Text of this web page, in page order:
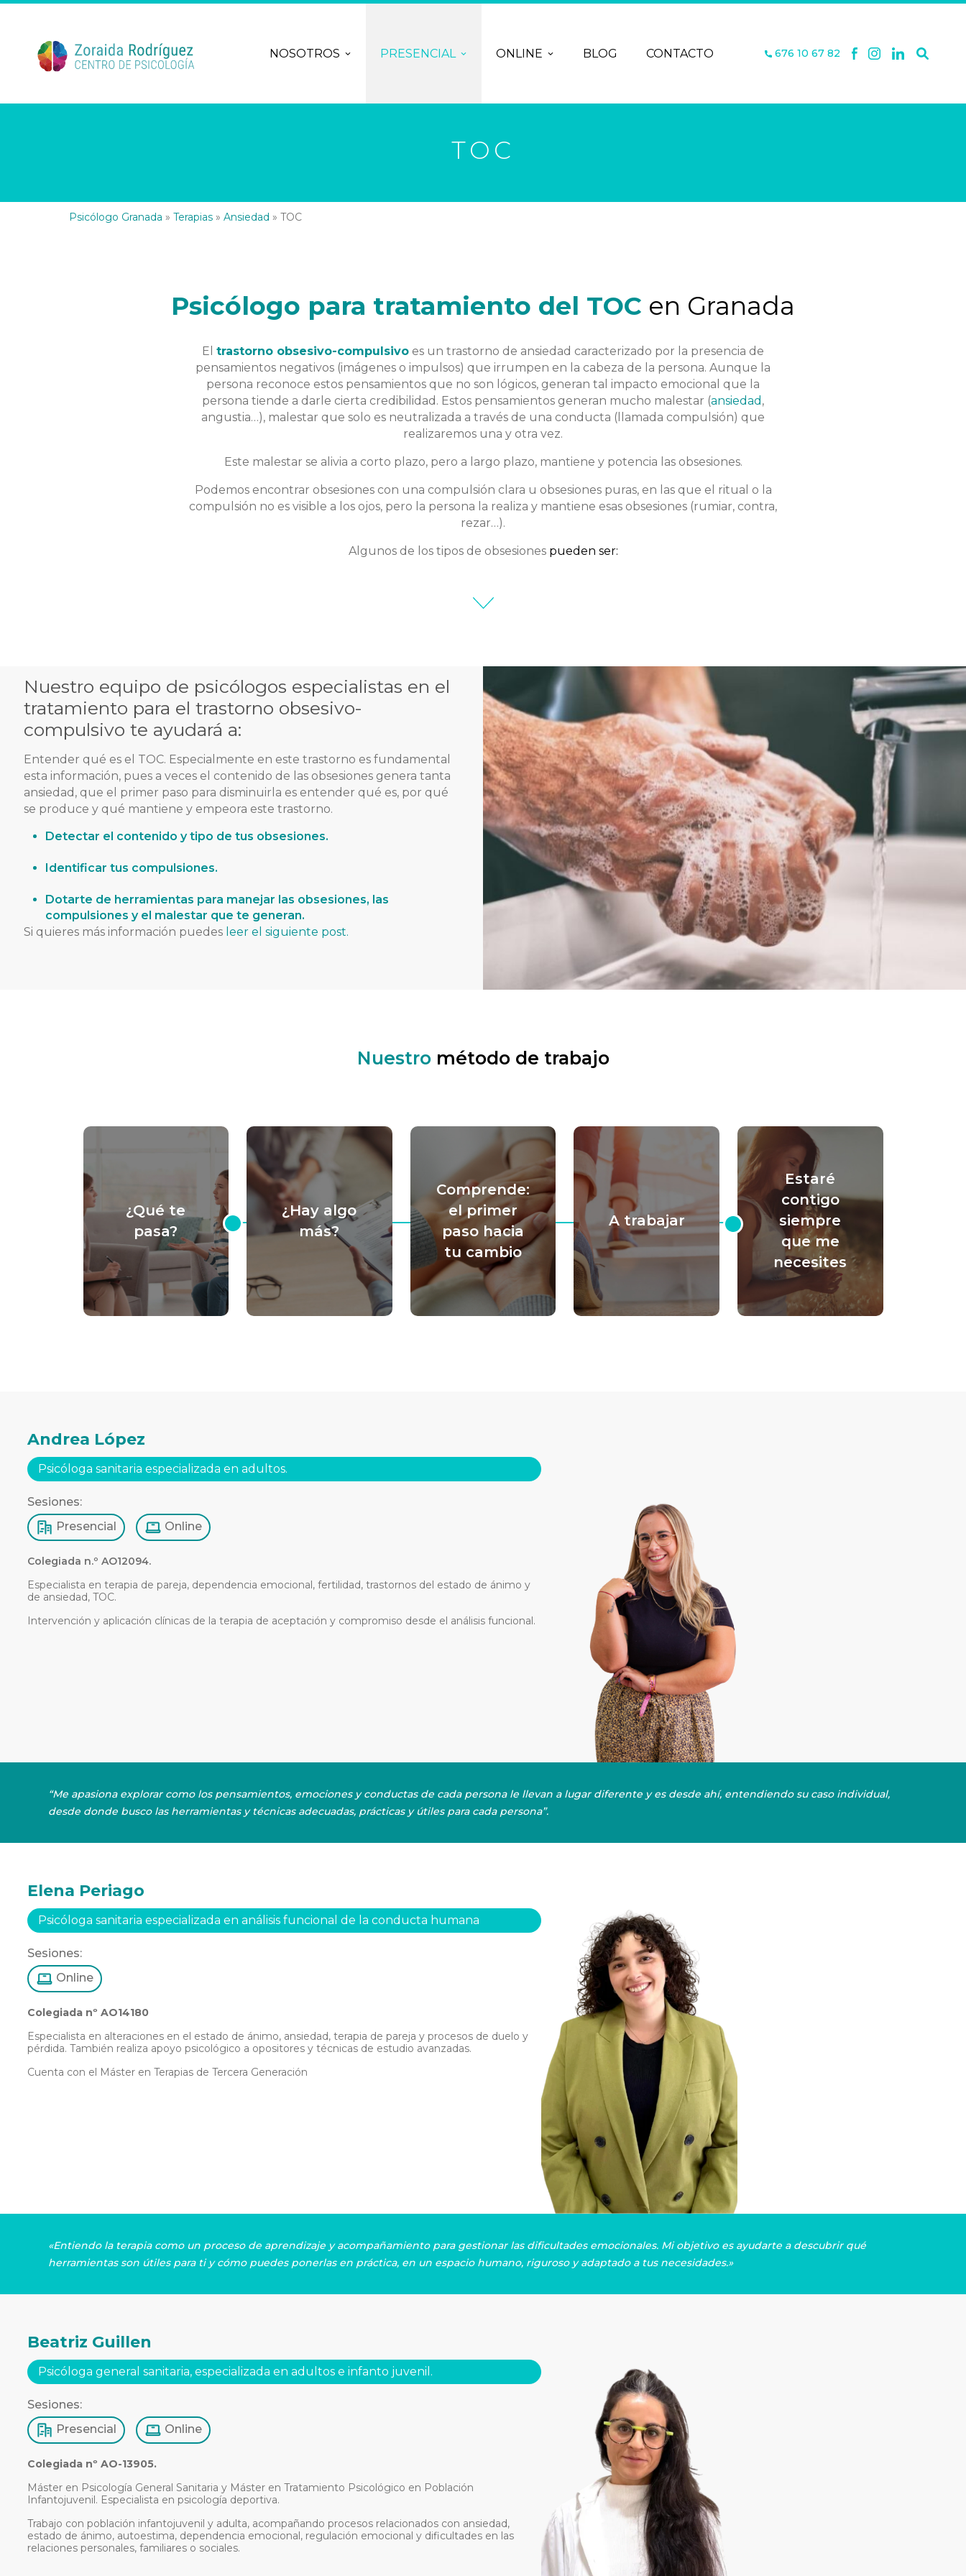
NOSOTROS PRESENCIAL ONLINE BLOG CONTACTO 676 10 67 82
TOC
Psicólogo Granada » Terapias» Ansiedad » TOC
Psicólogo para tratamiento del TOC en Granada
El trastorno obsesivo-compulsivo es un trastorno de ansiedad caracterizado por la presencia de
pensamientos negativos (imágenes o impulsos) que irrumpen en la cabeza de la persona. Aunque la
persona reconoce estos pensamientos que no son lógicos, generan tal impacto emocional que la
persona tiende a darle cierta credibilidad. Estos pensamientos generan mucho malestar (ansiedad ,
angustia…), malestar que solo es neutralizada a través de una conducta (llamada compulsión) que
realizaremos una y otra vez.
Este malestar se alivia a corto plazo, pero a largo plazo, mantiene y potencia las obsesiones.
Podemos encontrar obsesiones con una compulsión clara u obsesiones puras, en las que el ritual o la
compulsión no es visible a los ojos, pero la persona la realiza y mantiene esas obsesiones (rumiar, contra,
rezar…).
Algunos de los tipos de obsesionespueden ser:
Nuestro equipo de psicólogos especialistas en el
tratamiento para el trastorno obsesivo-
compulsivote ayudará a:
Entender qué es el TOC. Especialmente en este trastorno es fundamental
esta información, pues a veces el contenido de las obsesiones genera tanta
ansiedad, que el primer paso para disminuirla es entender qué es, por qué
se produce y qué mantiene y empeora este trastorno.
Detectar el contenido y tipo de tus obsesiones.
Identificar tus compulsiones.
Dotarte de herramientas para manejar las obsesiones, las
compulsiones y el malestar que te generan.
Si quieres más información puedes leer el siguiente post.
Nuestrométodo de trabajo
¿Qué te
pasa?
¿Hay algo
más?
Comprende:
el primer
paso hacia
tu cambio
A trabajar
Estaré
contigo
siempre
que me
necesites
Andrea López
Psicóloga sanitaria especializada en adultos.
Sesiones:
Presencial
Online
Colegiada n.º AO12094.
Especialista en terapia de pareja, dependencia emocional, fertilidad, trastornos del estado de ánimo y
de ansiedad, TOC.
Intervención y aplicación clínicas de la terapia de aceptación y compromiso desde el análisis funcional.
“Me apasiona explorar como los pensamientos, emociones y conductas de cada persona le llevan a lugar diferente y es desde ahí, entendiendo su caso individual,
desde donde busco las herramientas y técnicas adecuadas, prácticas y útiles para cada persona”.
Elena Periago
Psicóloga sanitaria especializada en análisis funcional de la conducta humana
Sesiones:
Online
Colegiada nº AO14180
Especialista en alteraciones en el estado de ánimo, ansiedad, terapia de pareja y procesos de duelo y
pérdida. También realiza apoyo psicológico a opositores y técnicas de estudio avanzadas.
Cuenta con el Máster en Terapias de Tercera Generación
«Entiendo la terapia como un proceso de aprendizaje y acompañamiento para gestionar las dificultades emocionales. Mi objetivo es ayudarte a descubrir qué
herramientas son útiles para ti y cómo puedes ponerlas en práctica, en un espacio humano, riguroso y adaptado a tus necesidades.»
Beatriz Guillen
Psicóloga general sanitaria, especializada en adultos e infanto juvenil.
Sesiones:
Presencial
Online
Colegiada nº AO-13905.
Máster en Psicología General Sanitaria y Máster en Tratamiento Psicológico en Población
Infantojuvenil. Especialista en psicología deportiva.
Trabajo con población infantojuvenil y adulta, acompañando procesos relacionados con ansiedad,
estado de ánimo, autoestima, dependencia emocional, regulación emocional y dificultades en las
relaciones personales, familiares o sociales.